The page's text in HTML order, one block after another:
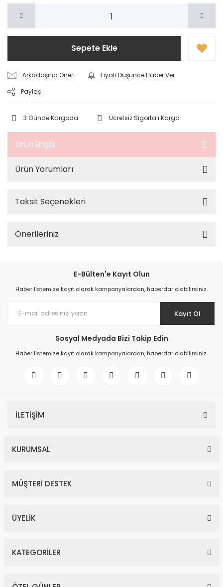
Sepete Ekle
Arkadaşına Öner
Fiyatı Düşünce Haber Ver
Paylaş
3 Günde Kargoda Ücretsiz Sigortalı Kargo
Ürün Bilgisi
Ürün Yorumları
Taksit Seçenekleri
Önerileriniz
E-Bülten'e Kayıt Olun
Haber listemize kayıt olarak kampanyalardan, haberdar olabilirsiniz.
Kayıt Ol
Sosyal Medyada Bizi Takip Edin
Haber listemize kayıt olarak kampanyalardan, haberdar olabilirsiniz.
İLETİŞİM
KURUMSAL
MÜŞTERİ DESTEK
ÜYELİK
KATEGORİLER